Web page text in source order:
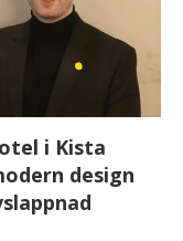
i Kista
design